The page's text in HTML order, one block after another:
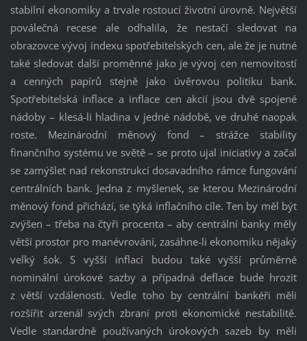
stabilní ekonomiky a trvale rostoucí životní úrovně. Největší
poválečná recese ale odhalila, že nestačí sledovat na
obrazovce vývoj indexu spotřebitelských cen, ale že je nutné
také sledovat další proměnné jako je vývoj cen nemovitostí
a cenných papírů stejně jako úvěrovou politiku bank.
Spotřebitelská inflace a inflace cen akcií jsou dvě spojené
nádoby – klesá-li hladina v jedné nádobě, ve druhé naopak
roste. Mezinárodní měnový fond – strážce stability
finančního systému ve světě – se proto ujal iniciativy a začal
se zamýšlet nad rekonstrukcí dosavadního rámce fungování
centrálních bank. Jedna z myšlenek, se kterou Mezinárodní
měnový fond přichází, se týká inflačního cíle. Ten by měl být
zvýšen – třeba na čtyři procenta – aby centrální banky měly
větší prostor pro manévrování, zasáhne-li ekonomiku nějaký
velký šok. S vyšší inflací budou také vyšší průměrné
nominální úrokové sazby a případná deflace bude hrozit
z větší vzdálenosti. Vedle toho by centrální bankéři měli
rozšířit arzenál svých zbraní proti ekonomické nestabilitě.
Vedle standardně používaných úrokových sazeb by měli